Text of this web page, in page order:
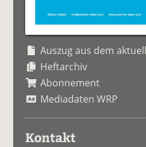
Auszug aus dem
Heftarchiv
Abonnement
Mediadaten WRP
Kontakt